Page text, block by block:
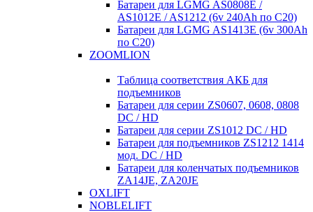
Батареи для LGMG AS0808E /
AS1012E / AS1212 (6v 240Ah по С20)
Батареи для LGMG AS1413E (6v 300Ah
по С20)
ZOOMLION
Таблица соответствия АКБ для
подъемников
Батареи для серии ZS0607, 0608, 0808
DC / HD
Батареи для серии ZS1012 DC / HD
Батареи для подъемников ZS1212 1414
мод. DC / HD
Батареи для коленчатых подъемников
ZA14JE, ZA20JE
OXLIFT
NOBLELIFT